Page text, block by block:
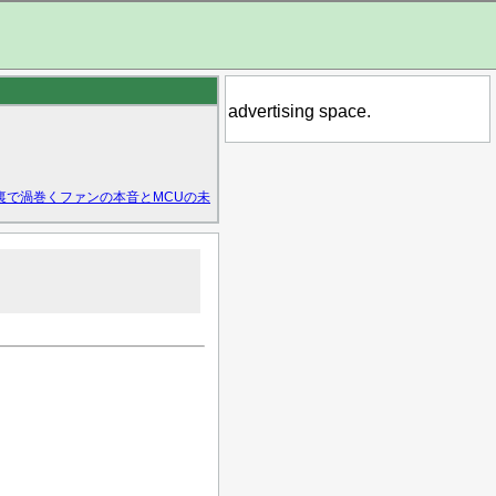
で渦巻くファンの本音とMCUの未
advertising space.